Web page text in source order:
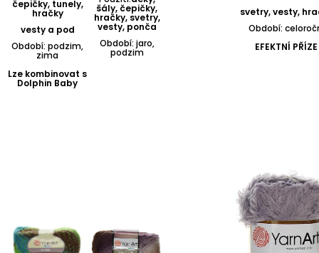
čepičky, tunely,
hračky
vesty a pod
Období: podzim,
zima
Lze kombinovat s
Dolphin Baby
šály, čepičky,
hračky, svetry,
vesty, ponča
Období: jaro,
podzim
svetry, vesty,
Období:
EFEKTNÍ PŘÍZE